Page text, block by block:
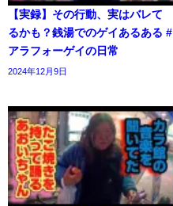
【実録】その行動、実はバレて
るかも？銭湯でのゲイあるある #
アラフォーゲイの日常
2024年12月9日